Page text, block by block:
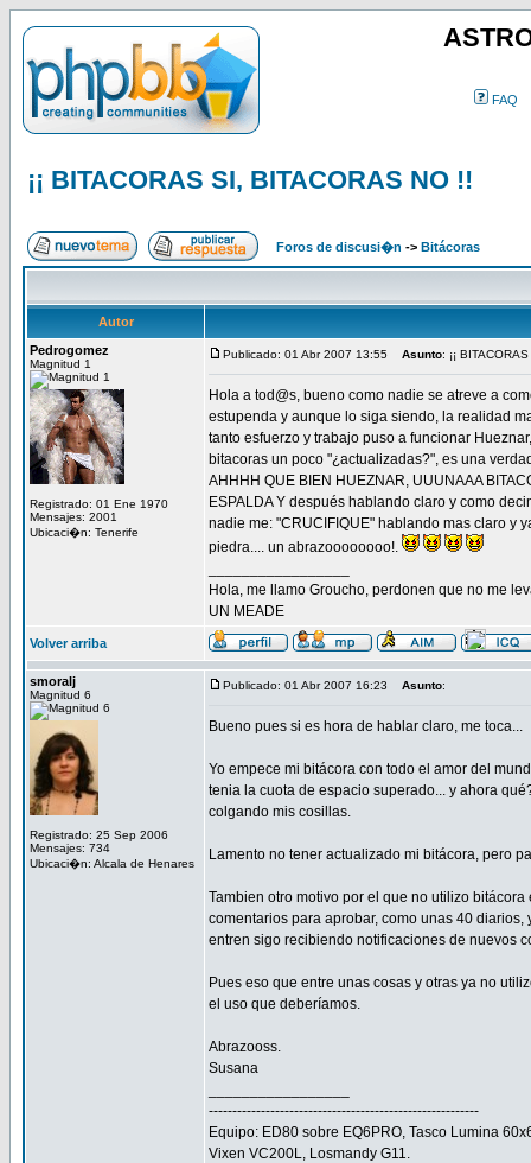
FAQ
¡¡ BITACORAS SI, BITACORAS NO !!
Foros de discusi�n -> Bitácoras
Autor
Pedrogomez
Magnitud 1
Registrado: 01 Ene 1970
Mensajes: 2001
Ubicaci�n: Tenerife
Publicado: 01 Abr 2007 13:55 Asunto: ¡¡
Hola a tod@s, bueno como nadie se atreve a
estupenda y aunque lo siga siendo, la realidad
tanto esfuerzo y trabajo puso a funcionar
bitacoras un poco "¿actualizadas?", es una
AHHHH QUE BIEN HUEZNAR, UUUNAAA
ESPALDA Y después hablando claro y como
nadie me: "CRUCIFIQUE" hablando mas claro y
piedra.... un abrazoooooooo!.
Hola, me llamo Groucho, perdonen que no me
UN MEADE
Volver arriba
smoralj
Magnitud 6
Registrado: 25 Sep 2006
Mensajes: 734
Ubicaci�n: Alcala de Henares
Publicado: 01 Abr 2007 16:23 Asunto:
Bueno pues si es hora de hablar claro, me toca...
Yo empece mi bitácora con todo el amor del
tenia la cuota de espacio superado... y ahora
colgando mis cosillas.
Lamento no tener actualizado mi bitácora, pero
Tambien otro motivo por el que no utilizo
comentarios para aprobar, como unas 40
entren sigo recibiendo notificaciones de nuevos
Pues eso que entre unas cosas y otras ya no
el uso que deberíamos.
Abrazooss.
Susana
---------------------------------------------------------
Equipo: ED80 sobre EQ6PRO, Tasco Lumina
Vixen VC200L, Losmandy G11.